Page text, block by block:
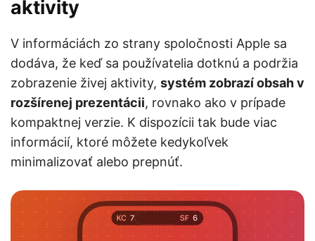
aktivity
V informáciách zo strany spoločnosti Apple sa
dodáva, že keď sa používatelia dotknú a podržia
zobrazenie živej aktivity, systém zobrazí obsah v
rozšírenej prezentácii, rovnako ako v prípade
kompaktnej verzie. K dispozícii tak bude viac
informácií, ktoré môžete kedykoľvek
minimalizovať alebo prepnúť.